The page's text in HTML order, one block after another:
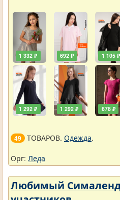
1 332 ₽
1 292 ₽
692 ₽
1 292 ₽
1 105 ₽
678 ₽
49 ТОВАРОВ. Одежда.
Орг: Леда
Любимый Сималенд